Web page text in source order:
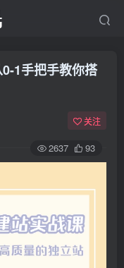
1手把手教你搭
关注
2637 93